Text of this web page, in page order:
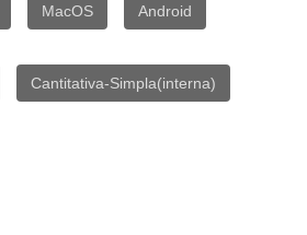
MacOS Android
Cantitativa-Simpla(interna)